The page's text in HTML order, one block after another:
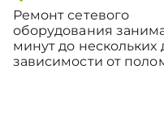
Ремонт сетевого
оборудования
минут до нескольких
зависимости от